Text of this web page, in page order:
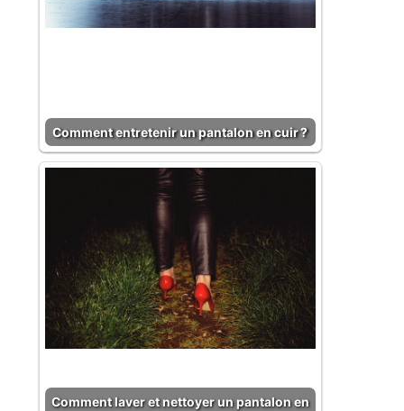
Comment entretenir un pantalon en cuir ?
Comment laver et nettoyer un pantalon en